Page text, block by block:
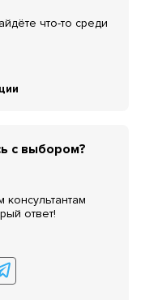
что-то среди
с выбором?
ответ!